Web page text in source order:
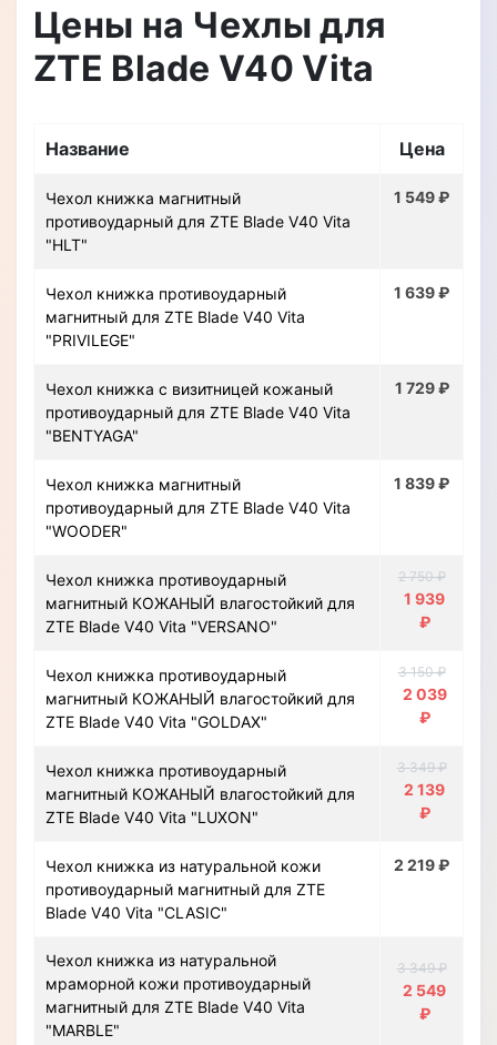
Цены на Чехлы для
ZTE Blade V40 Vita
Название Цена
Чехол книжка магнитный
противоударный для ZTE Blade V40 Vita
"HLT"
1 549 ₽
Чехол книжка противоударный
магнитный для ZTE Blade V40 Vita
"PRIVILEGE"
1 639 ₽
Чехол книжка с визитницей кожаный
противоударный для ZTE Blade V40 Vita
"BENTYAGA"
1 729 ₽
Чехол книжка магнитный
противоударный для ZTE Blade V40 Vita
"WOODER"
1 839 ₽
Чехол книжка противоударный
магнитный КОЖАНЫЙ влагостойкий для
ZTE Blade V40 Vita "VERSANO"
2 750 ₽
1 939
₽
Чехол книжка противоударный
магнитный КОЖАНЫЙ влагостойкий для
ZTE Blade V40 Vita "GOLDAX"
3 150 ₽
2 039
₽
Чехол книжка противоударный
магнитный КОЖАНЫЙ влагостойкий для
ZTE Blade V40 Vita "LUXON"
3 349 ₽
2 139
₽
Чехол книжка из натуральной кожи
противоударный магнитный для ZTE
Blade V40 Vita "CLASIC"
2 219 ₽
Чехол книжка из натуральной
мраморной кожи противоударный
магнитный для ZTE Blade V40 Vita
"MARBLE"
3 349 ₽
2 549
₽